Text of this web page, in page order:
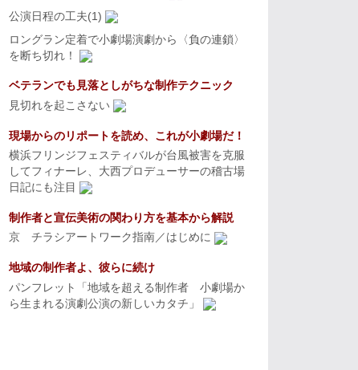
公演日程の工夫(1)
ロングラン定着で小劇場演劇から〈負の連鎖〉
を断ち切れ！
ベテランでも見落としがちな制作テクニック
見切れを起こさない
現場からのリポートを読め、これが小劇場だ！
横浜フリンジフェスティバルが台風被害を克服
してフィナーレ、大西プロデューサーの稽古場
日記にも注目
制作者と宣伝美術の関わり方を基本から解説
京 チラシアートワーク指南／はじめに
地域の制作者よ、彼らに続け
パンフレット「地域を超える制作者 小劇場か
ら生まれる演劇公演の新しいカタチ」